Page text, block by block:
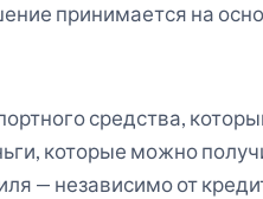
принимается на
средства,
которые можно
— независимо от